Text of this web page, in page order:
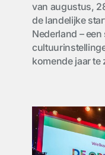
van augustus,
de landelijke
Nederland –
komende jaar te